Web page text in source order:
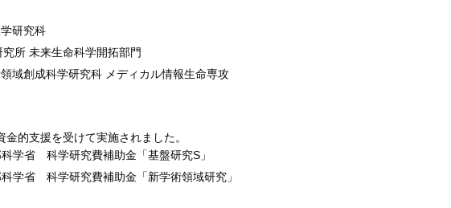
研究科
所 未来生命科学開拓部門
域創成科学研究科 メディカル情報生命専攻
的支援を受けて実施されました。
学省 科学研究費補助金「基盤研究S」
学省 科学研究費補助金「新学術領域研究」